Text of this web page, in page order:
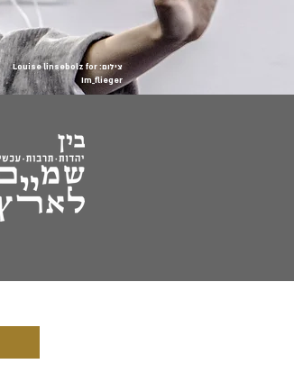
צילום: Louise linsebolz for
Im_flieger